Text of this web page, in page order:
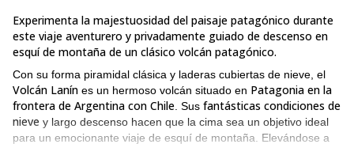
Experimenta la majestuosidad del paisaje patagónico durante
este viaje aventurero y privadamente guiado de descenso en
esquí de montaña de un clásico volcán patagónico.
Con su forma piramidal clásica y laderas cubiertas de nieve, el
Volcán Lanín es un hermoso volcán situado en Patagonia en la
frontera de Argentina con Chile . Sus fantásticas condiciones de
nieve y largo descenso hacen que la cima sea un objetivo ideal
para un emocionante viaje de esquí de montaña. Elevándose a